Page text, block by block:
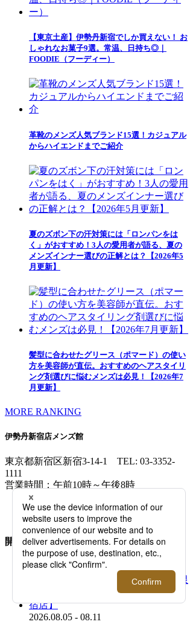
【東京土産】伊勢丹新宿でしか買えない！ お
しゃれなお菓子9選。常温、日持ち◎｜
FOODIE（フーディー）
革靴のメンズ人気ブランド15選！カジュアル
からハイエンドまでご紹介
夏のズボン下の汗対策には「ロンパンをは
く」がおすすめ！3人の愛用者が語る、夏の
メンズインナー選びの正解とは？【2026年5
月更新】
髪型に合わせたグリース（ポマード）の使い
方を美容師が直伝。おすすめのヘアスタイリ
ング剤選びに悩むメンズは必見！【2026年7
月更新】
MORE RANKING
伊勢丹新宿店メンズ館
東京都新宿区新宿3-14-1 TEL: 03-3352-
1111
営業時間：午前10時～午後8時
MAP/ACCESS
FLOOR GUIDE >
開催中のイベント
2026.08.05 - 08.11